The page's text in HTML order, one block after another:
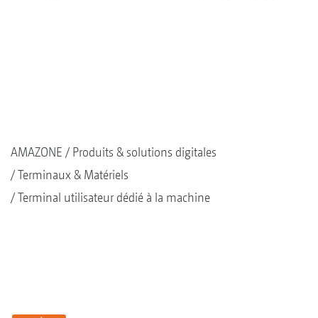
AMAZONE
Produits & solutions digitales
Terminaux & Matériels
Terminal utilisateur dédié à la machine